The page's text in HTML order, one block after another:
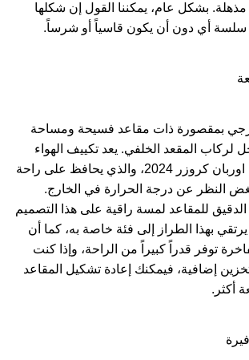
بشكل عام، يمكننا القول إن شكلها
سلسة أي دون أن يكون قاسياً أو شرساً.
بمقصورة ذات مقاعد فسيحة ومساحة
لركاب المقعد الخلفي. يعد تكييف الهواء
الذكي إحدى ميزات اوربان كروزر 2024، والذي يحافظ على راحة
بغض النظر عن درجة الحرارة في الخارج.
للمقاعد لمسة راقية على هذا التصميم
يرتقي بهذا الطراز إلى فئة خاصة به، كما أن
توفر قدراً كبيراً من الراحة، وإذا كنت
إضافية، فيمكنك إعادة تشكيل المقاعد
أكثر.